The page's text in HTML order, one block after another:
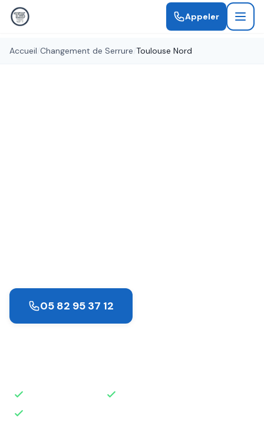
Appeler
Accueil Changement de Serrure Toulouse Nord
05 82 95 37 12